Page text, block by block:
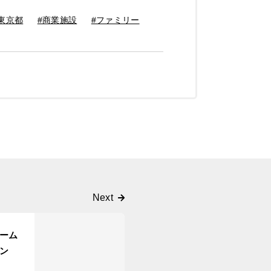
京都 #商業施設 #ファミリー
ム